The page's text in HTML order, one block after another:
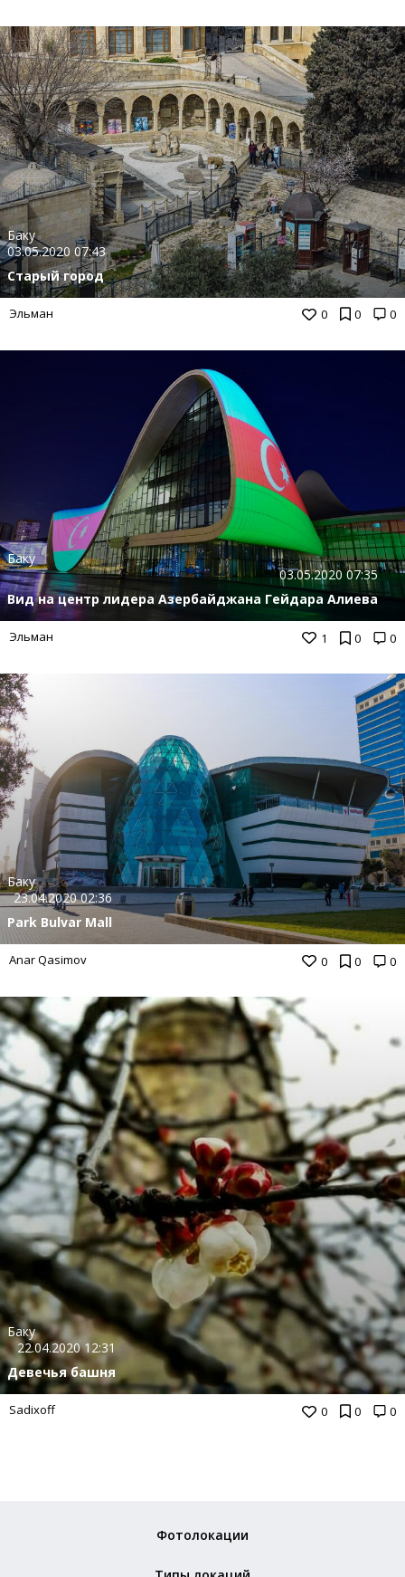
0 0 0
Баку
03.05.2020 07:43
Старый город
Эльман
1 0 0
Баку
03.05.2020 07:35
Вид на центр лидера Азербайджана Гейдара Алиева
Эльман
0 0 0
Баку
23.04.2020 02:36
Park Bulvar Mall
Anar Qasimov
0 0 0
Баку
22.04.2020 12:31
Девечья башня
Sadixoff
Фотолокации